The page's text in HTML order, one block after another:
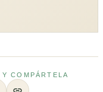
COMPÁRTELA